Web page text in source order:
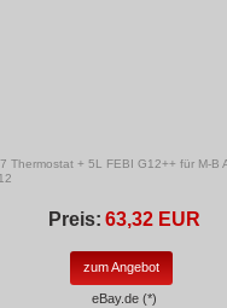
Thermostat + 5L FEBI G12++ für M-B
Preis: 63,32 EUR
zum Angebot
eBay.de (*)